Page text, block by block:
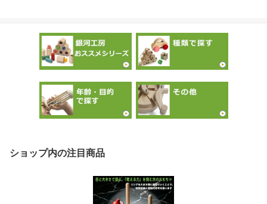
ショップ内の注目商品